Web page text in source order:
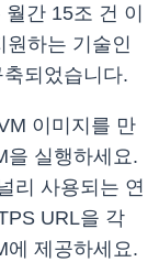
간 15조 건 이
원하는 기술인
되었습니다.
이미지를 만
을 실행하세요.
리 사용되는 연
URL을 각
에 제공하세요.